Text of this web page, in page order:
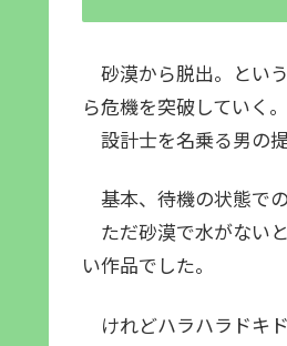
砂漠から脱出。とい
ら危機を突破していく。
設計士を名乗る男の
基本、待機の状態で
ただ砂漠で水がない
い作品でした。
けれどハラハラドキ